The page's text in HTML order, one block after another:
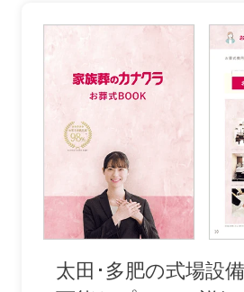
太田･多肥の式場設
お得